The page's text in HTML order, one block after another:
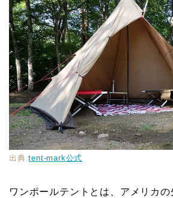
出典:tent-mark公式
ワンポールテントとは、アメリカの